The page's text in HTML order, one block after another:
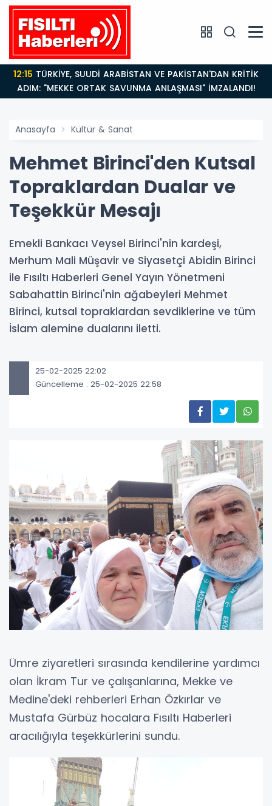
12:15
ADIM: "MEKKE ORTAK SAVUNMA ANLAŞMASI" İMZALANDI!
Anasayfa Kültür & Sanat
Mehmet Birinci'den Kutsal
Topraklardan Dualar ve
Teşekkür Mesajı
Emekli Bankacı Veysel Birinci'nin kardeşi,
Merhum Mali Müşavir ve Siyasetçi Abidin Birinci
ile Fısıltı Haberleri Genel Yayın Yönetmeni
Sabahattin Birinci'nin ağabeyleri Mehmet
Birinci, kutsal topraklardan sevdiklerine ve tüm
İslam alemine dualarını iletti.
25-02-2025 22:02
Güncelleme : 25-02-2025 22:58
Ümre ziyaretleri sırasında kendilerine yardımcı
olan İkram Tur ve çalışanlarına, Mekke ve
Medine'deki rehberleri Erhan Özkırlar ve
Mustafa Gürbüz hocalara Fısıltı Haberleri
aracılığıyla teşekkürlerini sundu.